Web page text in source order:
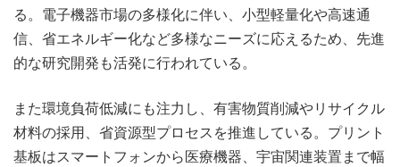
る。電子機器市場の多様化に伴い、小型軽量化や高速通
信、省エネルギー化など多様なニーズに応えるため、先進
的な研究開発も活発に行われている。
また環境負荷低減にも注力し、有害物質削減やリサイクル
材料の採用、省資源型プロセスを推進している。プリント
基板はスマートフォンから医療機器、宇宙関連装置まで幅